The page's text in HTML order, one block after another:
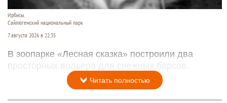
Ирбисы.
Сайлюгемский национальный парк
7 августа 2026 в 22:35
В зоопарке «Лесная сказка» построили два
просторных вольера для снежных барсов.
Читать полностью